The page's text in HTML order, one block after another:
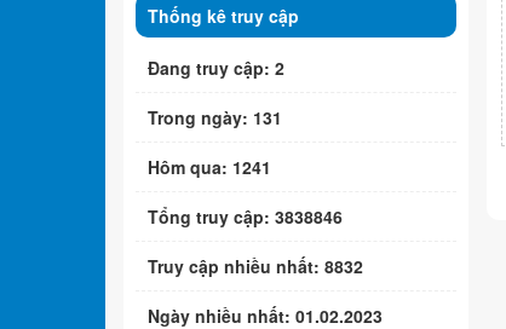
Thống kê truy cập
Đang truy cập: 2
Trong ngày: 131
Hôm qua: 1241
Tổng truy cập: 3838846
Truy cập nhiều nhất: 8832
Ngày nhiều nhất: 01.02.2023